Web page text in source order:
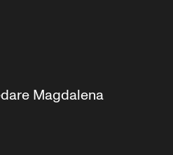
Magdalena